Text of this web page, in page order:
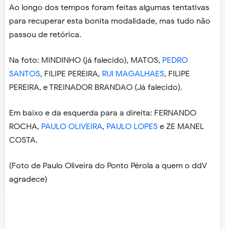
Ao longo dos tempos foram feitas algumas tentativas
para recuperar esta bonita modalidade, mas tudo não
passou de retórica.
Na foto: MINDINHO (já falecido), MATOS, PEDRO
SANTOS, FILIPE PEREIRA, RUI MAGALHAES, FILIPE
PEREIRA, e TREINADOR BRANDAO (Já falecido).
Em baixo e da esquerda para a direita: FERNANDO
ROCHA, PAULO OLIVEIRA, PAULO LOPES e ZE MANEL
COSTA.
(Foto de Paulo Oliveira do Ponto Pérola a quem o ddV
agradece)